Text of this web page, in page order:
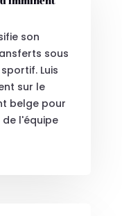
son
sous
Luis
sur le
belge pour
l'équipe